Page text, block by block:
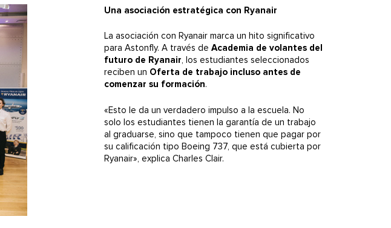
Una asociación estratégica con Ryanair
La asociación con Ryanair marca un hito significativo
para Astonfly. A través de Academia de volantes del
futuro de Ryanair, los estudiantes seleccionados
reciben un Oferta de trabajo incluso antes de
comenzar su formación.
«Esto le da un verdadero impulso a la escuela. No
solo los estudiantes tienen la garantía de un trabajo
al graduarse, sino que tampoco tienen que pagar por
su calificación tipo Boeing 737, que está cubierta por
Ryanair», explica Charles Clair.